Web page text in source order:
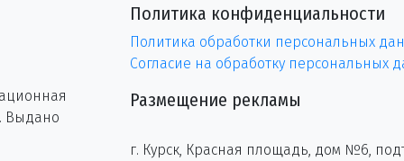
Выдано
Политика конфиденциальности
Политика обработки персональных
Согласие на обработку персональных
Размещение рекламы
г. Курск, Красная площадь, дом №6,